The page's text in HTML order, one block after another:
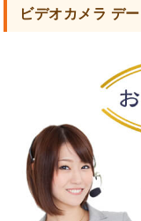
ビデオカメラ デ